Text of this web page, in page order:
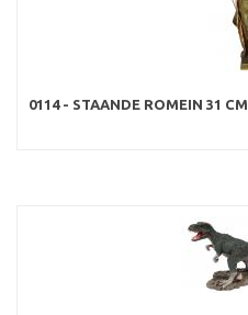
0114 - STAANDE ROMEIN 31 CM